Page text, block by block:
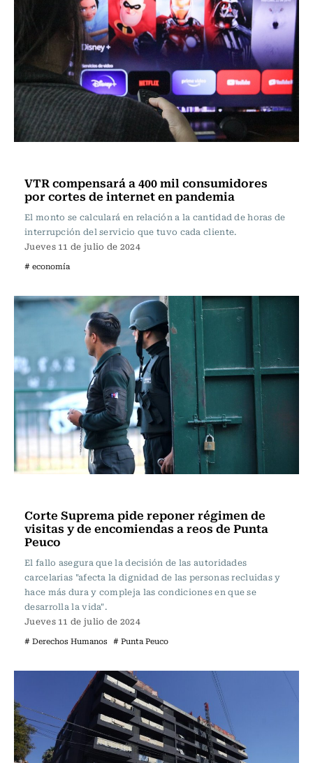
VTR compensará a 400 mil consumidores
por cortes de internet en pandemia
El monto se calculará en relación a la cantidad de horas de
interrupción del servicio que tuvo cada cliente.
Jueves 11 de julio de 2024
# economía
Corte Suprema pide reponer régimen de
visitas y de encomiendas a reos de Punta
Peuco
El fallo asegura que la decisión de las autoridades
carcelarias "afecta la dignidad de las personas recluidas y
hace más dura y compleja las condiciones en que se
desarrolla la vida".
Jueves 11 de julio de 2024
# Derechos Humanos # Punta Peuco